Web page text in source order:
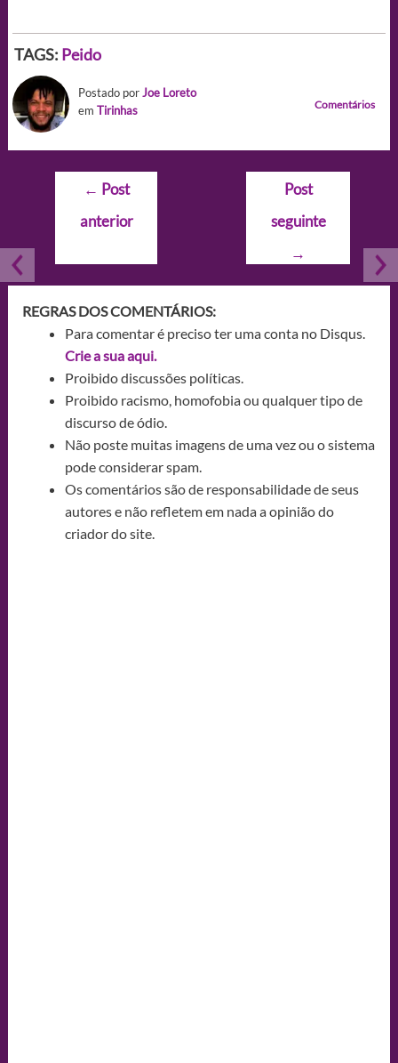
TAGS: Peido
Postado porJoe Loreto
em Tirinhas Comentários
Navegação
Post
← Post
anterior
Post
seguinte
→
REGRAS DOS COMENTÁRIOS:
Para comentar é preciso ter uma conta no Disqus.
Crie a sua aqui.
Proibido discussões políticas.
Proibido racismo, homofobia ou qualquer tipo de
discurso de ódio.
Não poste muitas imagens de uma vez ou o sistema
pode considerar spam.
Os comentários são de responsabilidade de seus
autores e não refletem em nada a opinião do
criador do site.